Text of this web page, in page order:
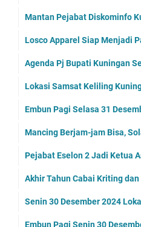
Mantan Pejabat Diskominfo
Losco Apparel Siap Menjadi
Agenda Pj Bupati Kuningan
Lokasi Samsat Keliling
Embun Pagi Selasa 31
Mancing Berjam-jam Bisa,
Pejabat Eselon 2 Jadi Ketua
Akhir Tahun Cabai Kriting
Senin 30 Desember 2024
Embun Pagi Senin 30